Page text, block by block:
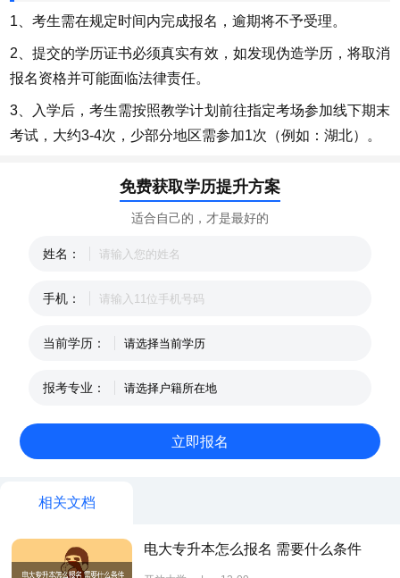
1、考生需在规定时间内完成报名，逾期将不予受理。
2、提交的学历证书必须真实有效，如发现伪造学历，将取消
报名资格并可能面临法律责任。
3、入学后，考生需按照教学计划前往指定考场参加线下期末
考试，大约3-4次，少部分地区需参加1次（例如：湖北）。
免费获取学历提升方案
适合自己的，才是最好的
姓名：
手机：
当前学历：
报考专业：
相关文档
电大专升本怎么报名 需要什么条件